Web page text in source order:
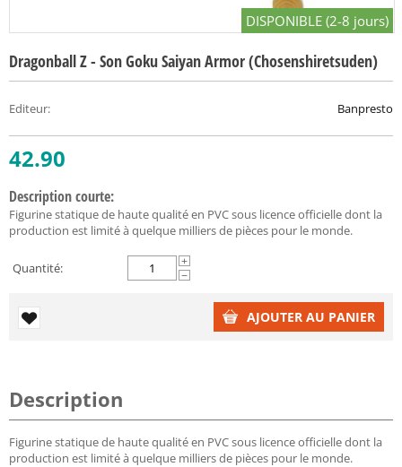
DISPONIBLE (2-8 jours)
Dragonball Z - Son Goku Saiyan Armor (Chosenshiretsuden)
Editeur: Banpresto
42.90
Description courte:
Figurine statique de haute qualité en PVC sous licence officielle dont la
production est limité à quelque milliers de pièces pour le monde.
Quantité:
+
−
AJOUTER AU PANIER
Description
Figurine statique de haute qualité en PVC sous licence officielle dont la
production est limité à quelque milliers de pièces pour le monde.